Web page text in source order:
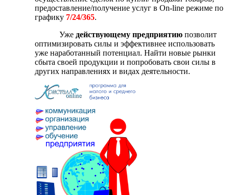
предоставление/получение услуг в On-line режиме по
графику 7/24/365.
Уже действующему предприятию позволит
оптимизировать силы и эффективнее использовать
уже наработанный потенциал. Найти новые рынки
сбыта своей продукции и попробовать свои силы в
других направлениях и видах деятельности.